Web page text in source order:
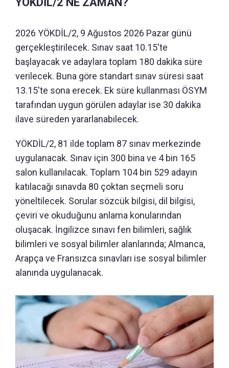
2026 YÖKDİL/2, 9 Ağustos 2026 Pazar günü
gerçekleştirilecek. Sınav saat 10.15'te
başlayacak ve adaylara toplam 180 dakika süre
verilecek. Buna göre standart sınav süresi saat
13.15'te sona erecek. Ek süre kullanması ÖSYM
tarafından uygun görülen adaylar ise 30 dakika
ilave süreden yararlanabilecek.
YÖKDİL/2, 81 ilde toplam 87 sınav merkezinde
uygulanacak. Sınav için 300 bina ve 4 bin 165
salon kullanılacak. Toplam 104 bin 529 adayın
katılacağı sınavda 80 çoktan seçmeli soru
yöneltilecek. Sorular sözcük bilgisi, dil bilgisi,
çeviri ve okuduğunu anlama konularından
oluşacak. İngilizce sınavı fen bilimleri, sağlık
bilimleri ve sosyal bilimler alanlarında; Almanca,
Arapça ve Fransızca sınavları ise sosyal bilimler
alanında uygulanacak.